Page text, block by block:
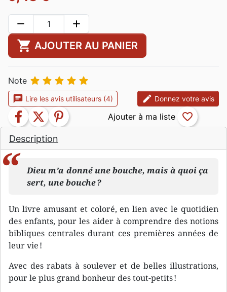
Description
Dieu m’a donné une bouche, mais à quoi ça
sert, une bouche ?
Un livre amusant et coloré, en lien avec le quotidien
des enfants, pour les aider à comprendre des notions
bibliques centrales durant ces premières années de
leur vie !
Avec des rabats à soulever et de belles illustrations,
pour le plus grand bonheur des tout-petits !
remove add
shopping_cart AJOUTER AU PANIER
Note     
chat Lire les avis utilisateurs (4) edit Donnez votre avis
facebook twitter pinterest favorite_border